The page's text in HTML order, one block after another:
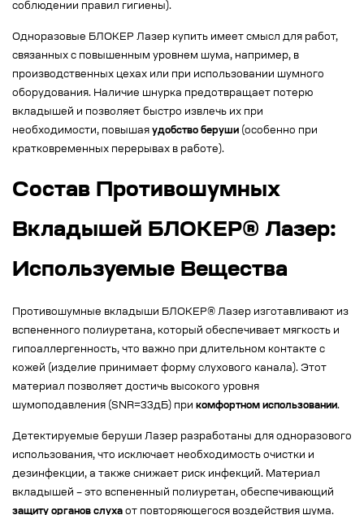
соблюдении правил гигиены).
Одноразовые БЛОКЕР Лазер купить имеет смысл для работ,
связанных с повышенным уровнем шума, например, в
производственных цехах или при использовании шумного
оборудования. Наличие шнурка предотвращает потерю
вкладышей и позволяет быстро извлечь их при
необходимости, повышая удобство беруши (особенно при
кратковременных перерывах в работе).
Состав Противошумных
Вкладышей БЛОКЕР® Лазер:
Используемые Вещества
Противошумные вкладыши БЛОКЕР® Лазер изготавливают из
вспененного полиуретана, который обеспечивает мягкость и
гипоаллергенность, что важно при длительном контакте с
кожей (изделие принимает форму слухового канала). Этот
материал позволяет достичь высокого уровня
шумоподавления (SNR=33дБ) при комфортном использовании.
Детектируемые беруши Лазер разработаны для одноразового
использования, что исключает необходимость очистки и
дезинфекции, а также снижает риск инфекций. Материал
вкладышей – это вспененный полиуретан, обеспечивающий
защиту органов слуха от повторяющегося воздействия шума.